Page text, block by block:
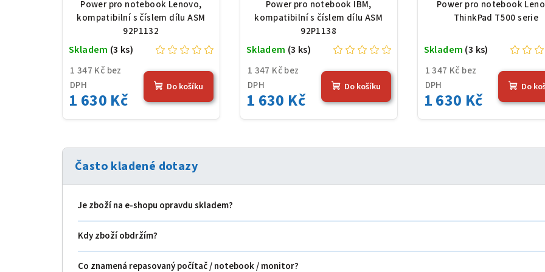
7800 mAh (84 Wh), černá
Power pro notebook Lenovo,
kompatibilní s číslem dílu ASM
92P1132
1 347 Kč bez
DPH
1 630 Kč
Skladem (3 ks)
Do košíku
7800 mAh (84 Wh), černá
Power pro notebook IBM,
kompatibilní s číslem dílu ASM
92P1138
1 347 Kč bez
DPH
1 630 Kč
Skladem (3 ks)
Do košíku
mAh (84 Wh),
Power pro notebook
ThinkPad T500 serie
1 347 Kč bez
DPH
1 630 Kč
Skladem (3 ks)
Do
Často kladené dotazy
Je zboží na e‑shopu opravdu skladem?
Kdy zboží obdržím?
Co znamená repasovaný počítač / notebook / monitor?